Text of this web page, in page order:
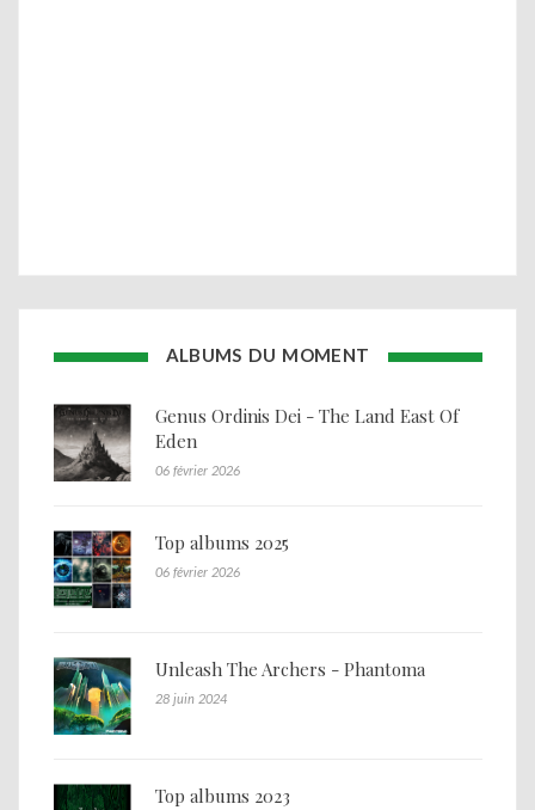
ALBUMS DU MOMENT
Genus Ordinis Dei - The Land East Of
Eden
06 février 2026
Top albums 2025
06 février 2026
Unleash The Archers - Phantoma
28 juin 2024
Top albums 2023